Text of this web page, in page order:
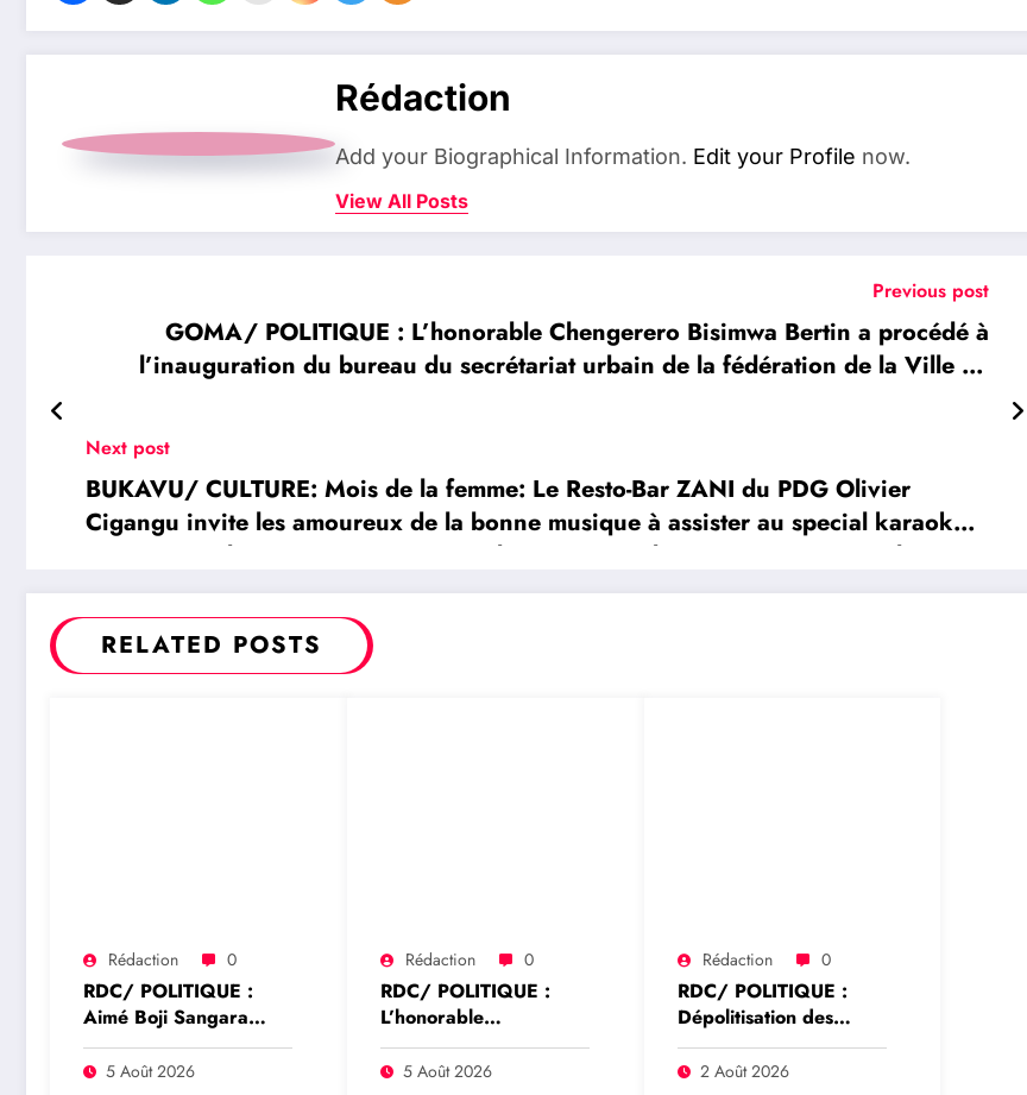
Rédaction
Add your Biographical Information. Edit your Profile now.
View All Posts
Previous post
GOMA/ POLITIQUE : L’honorable Chengerero Bisimwa Bertin a procédé à
l’inauguration du bureau du secrétariat urbain de la fédération de la Ville de
Next post
BUKAVU/ CULTURE: Mois de la femme: Le Resto-Bar ZANI du PDG Olivier
Cigangu invite les amoureux de la bonne musique à assister au special karaoke
acoustique, dénommé « Piano Bar » dès ce Mercredi 13 Mars 2024 avec l’artiste
Rachel Moza
RELATED POSTS
Rédaction 0
RDC/ POLITIQUE :
Aimé Boji Sangara
plaide pour un tribunal
international afin de
5 Août 2026
Rédaction 0
RDC/ POLITIQUE :
L’honorable
Namazihana Bachoke
Patrick Baka salue la
5 Août 2026
Rédaction 0
RDC/ POLITIQUE :
Dépolitisation des
Entreprises: Les
dirigeants des
2 Août 2026